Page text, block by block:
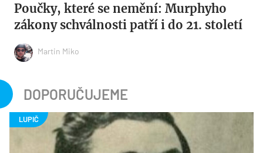
Poučky, které se nemění: Murphyho
zákony schválnosti patří i do 21. století
Martin Miko
DOPORUČUJEME